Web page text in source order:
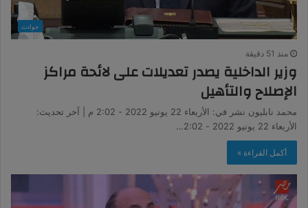
حوادث
منذ 51 دقيقة
وزير الداخلية يصدر تعديلات على لائحة مراكز
الإصلاح والتأهيل
محمد نابليون نشر في: الأربعاء 22 يونيو 2022 - 2:02 م | آخر تحديث:
الأربعاء 22 يونيو 2022 - 2:02…
أكمل القراءة »